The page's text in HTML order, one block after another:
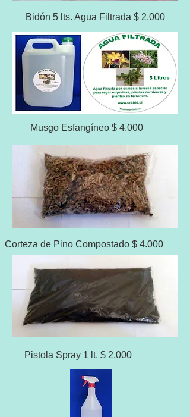
Bidón 5 lts. Agua Filtrada $ 2.000
Musgo Esfangíneo $ 4.000
Corteza de Pino Compostado $ 4.000
Pistola Spray 1 lt. $ 2.000